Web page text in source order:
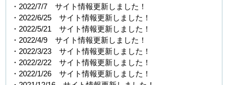
・2022/7/7 サイト情報更新しました！
・2022/6/25 サイト情報更新しました！
・2022/5/21 サイト情報更新しました！
・2022/4/9 サイト情報更新しました！
・2022/3/23 サイト情報更新しました！
・2022/2/22 サイト情報更新しました！
・2022/1/26 サイト情報更新しました！